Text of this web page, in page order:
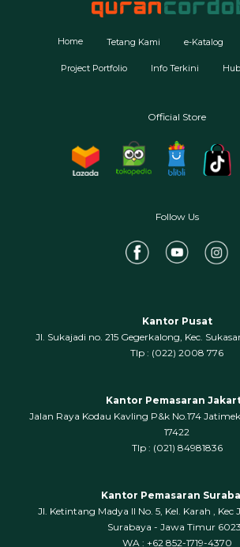
Home Tetang Kami e-Katalog
Project Portfolio Info Terkini
Official Store
Follow Us
Kantor Pusat
Jl. Sukajadi no. 215 Gegerkalong, Kec.
‍Tlp : (022) 2008 776
Kantor Pemasaran
Jalan Raya Kodau Kavling P&k No.174
17422
Tlp : (021) 84981836
Kantor Pemasaran
Jl. Ketintang Madya II No. 5, Kel. Karah ,
Surabaya - Jawa Timur
WA : +62 852-1719-4370